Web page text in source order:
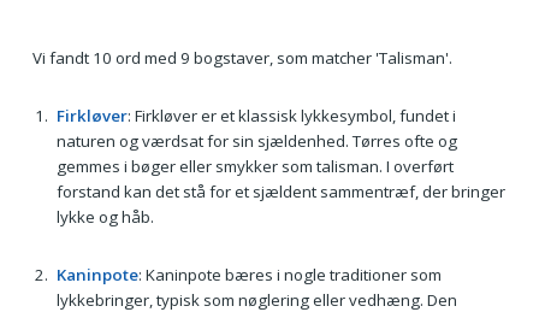
Vi fandt 10 ord med 9 bogstaver, som matcher 'Talisman'.
Firkløver: Firkløver er et klassisk lykkesymbol, fundet i
naturen og værdsat for sin sjældenhed. Tørres ofte og
gemmes i bøger eller smykker som talisman. I overført
forstand kan det stå for et sjældent sammentræf, der bringer
lykke og håb.
Kaninpote: Kaninpote bæres i nogle traditioner som
lykkebringer, typisk som nøglering eller vedhæng. Den